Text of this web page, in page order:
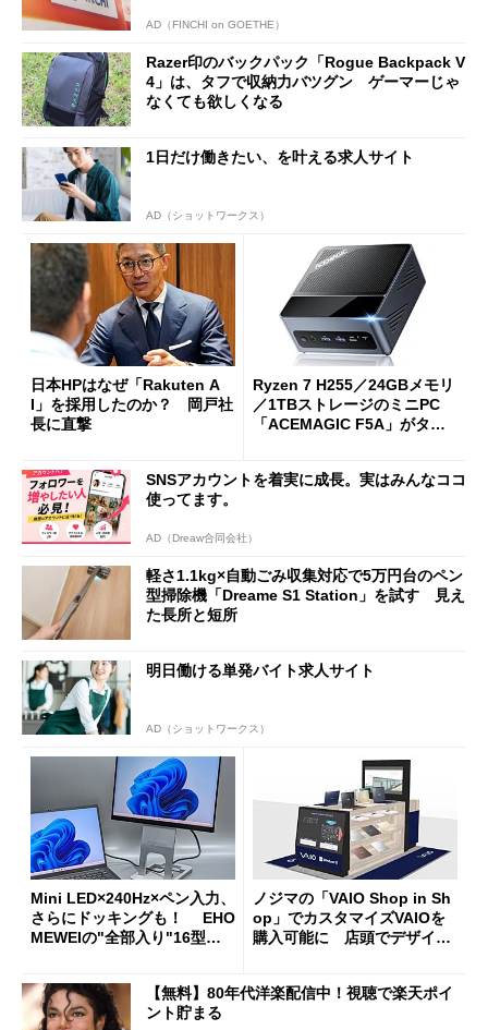
AD（FINCHI on GOETHE）
Razer印のバックパック「Rogue Backpack V
4」は、タフで収納力バツグン ゲーマーじゃ
なくても欲しくなる
1日だけ働きたい、を叶える求人サイト
AD（ショットワークス）
日本HPはなぜ「Rakuten A
I」を採用したのか？ 岡戸社
長に直撃
Ryzen 7 H255／24GBメモリ
／1TBストレージのミニPC
「ACEMAGIC F5A」がタイ
SNSアカウントを着実に成長。実はみんなココ
使ってます。
AD（Dreaw合同会社）
軽さ1.1kg×自動ごみ収集対応で5万円台のペン
型掃除機「Dreame S1 Station」を試す 見え
た長所と短所
明日働ける単発バイト求人サイト
AD（ショットワークス）
Mini LED×240Hz×ペン入力、
さらにドッキングも！ EHO
MEWEIの"全部入り"16型モ
ノジマの「VAIO Shop in Sh
op」でカスタマイズVAIOを
購入可能に 店頭でデザイン
【無料】80年代洋楽配信中！視聴で楽天ポイ
ント貯まる